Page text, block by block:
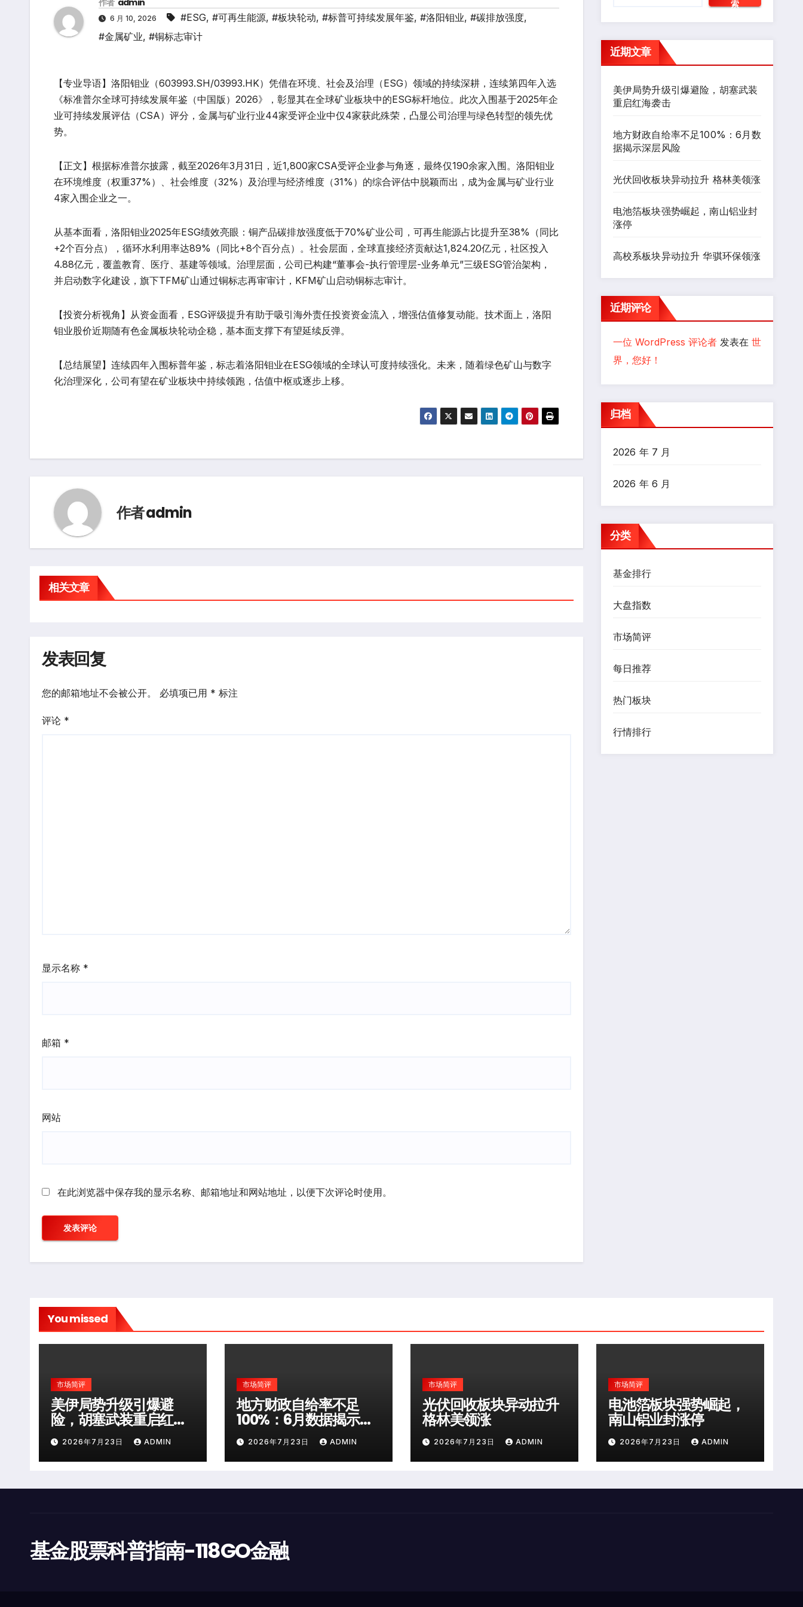
作者 admin
6 月 10, 2026 #ESG, #可再生能源, #板块轮动, #标普可持续发展年鉴, #洛阳钼业, #碳排放强度,
#金属矿业, #铜标志审计
【专业导语】洛阳钼业（603993.SH/03993.HK）凭借在环境、社会及治理（ESG）领域的持续深耕，连续第四年入选
《标准普尔全球可持续发展年鉴（中国版）2026》，彰显其在全球矿业板块中的ESG标杆地位。此次入围基于2025年企
业可持续发展评估（CSA）评分，金属与矿业行业44家受评企业中仅4家获此殊荣，凸显公司治理与绿色转型的领先优
势。
【正文】根据标准普尔披露，截至2026年3月31日，近1,800家CSA受评企业参与角逐，最终仅190余家入围。洛阳钼业
在环境维度（权重37%）、社会维度（32%）及治理与经济维度（31%）的综合评估中脱颖而出，成为金属与矿业行业
4家入围企业之一。
从基本面看，洛阳钼业2025年ESG绩效亮眼：铜产品碳排放强度低于70%矿业公司，可再生能源占比提升至38%（同比
+2个百分点），循环水利用率达89%（同比+8个百分点）。社会层面，全球直接经济贡献达1,824.20亿元，社区投入
4.88亿元，覆盖教育、医疗、基建等领域。治理层面，公司已构建“董事会-执行管理层-业务单元”三级ESG管治架构，
并启动数字化建设，旗下TFM矿山通过铜标志再审审计，KFM矿山启动铜标志审计。
【投资分析视角】从资金面看，ESG评级提升有助于吸引海外责任投资资金流入，增强估值修复动能。技术面上，洛阳
钼业股价近期随有色金属板块轮动企稳，基本面支撑下有望延续反弹。
【总结展望】连续四年入围标普年鉴，标志着洛阳钼业在ESG领域的全球认可度持续强化。未来，随着绿色矿山与数字
化治理深化，公司有望在矿业板块中持续领跑，估值中枢或逐步上移。
作者admin
相关文章
发表回复
您的邮箱地址不会被公开。 必填项已用 * 标注
评论 *
显示名称 *
邮箱 *
网站
在此浏览器中保存我的显示名称、邮箱地址和网站地址，以便下次评论时使用。
索
近期文章
美伊局势升级引爆避险，胡塞武装
重启红海袭击
地方财政自给率不足100%：6月数
据揭示深层风险
光伏回收板块异动拉升 格林美领涨
电池箔板块强势崛起，南山铝业封
涨停
高校系板块异动拉升 华骐环保领涨
近期评论
一位 WordPress 评论者发表在 世
界，您好！
归档
2026 年 7 月
2026 年 6 月
分类
基金排行
大盘指数
市场简评
每日推荐
热门板块
行情排行
You missed
市场简评
美伊局势升级引爆避
险，胡塞武装重启红海
袭击
2026年7月23日 ADMIN
市场简评
地方财政自给率不足
100%：6月数据揭示深
层风险
2026年7月23日 ADMIN
市场简评
光伏回收板块异动拉升
格林美领涨
2026年7月23日 ADMIN
市场简评
电池箔板块强势崛起，
南山铝业封涨停
2026年7月23日 ADMIN
基金股票科普指南-118GO金融